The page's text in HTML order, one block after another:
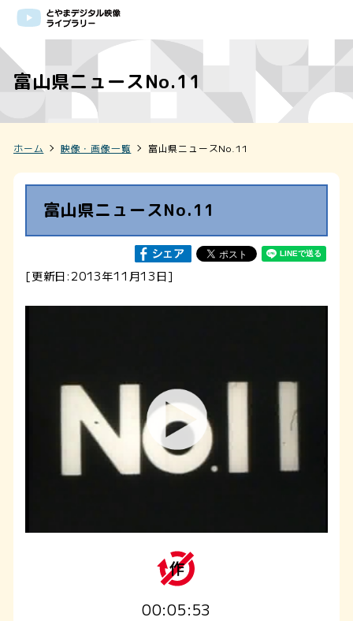
富山県ニュースNo.11
ホーム 映像・画像一覧 富山県ニュースNo.11
富山県ニュースNo.11
[更新日:2013年11月13日]
00:05:53